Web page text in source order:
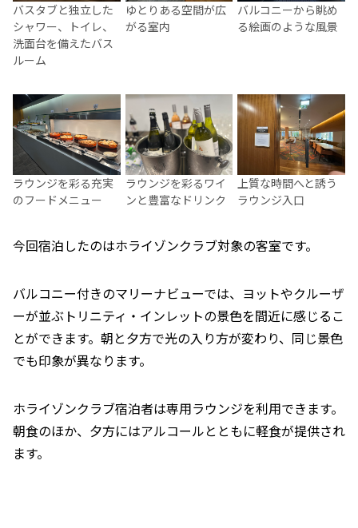
バスタブと独立した
シャワー、トイレ、
洗面台を備えたバス
ルーム
ゆとりある空間が広
がる室内
バルコニーから眺め
る絵画のような風景
ラウンジを彩る充実
のフードメニュー
ラウンジを彩るワイ
ンと豊富なドリンク
上質な時間へと誘う
ラウンジ入口
今回宿泊したのはホライゾンクラブ対象の客室です。
バルコニー付きのマリーナビューでは、ヨットやクルーザ
ーが並ぶトリニティ・インレットの景色を間近に感じるこ
とができます。朝と夕方で光の入り方が変わり、同じ景色
でも印象が異なります。
ホライゾンクラブ宿泊者は専用ラウンジを利用できます。
朝食のほか、夕方にはアルコールとともに軽食が提供され
ます。